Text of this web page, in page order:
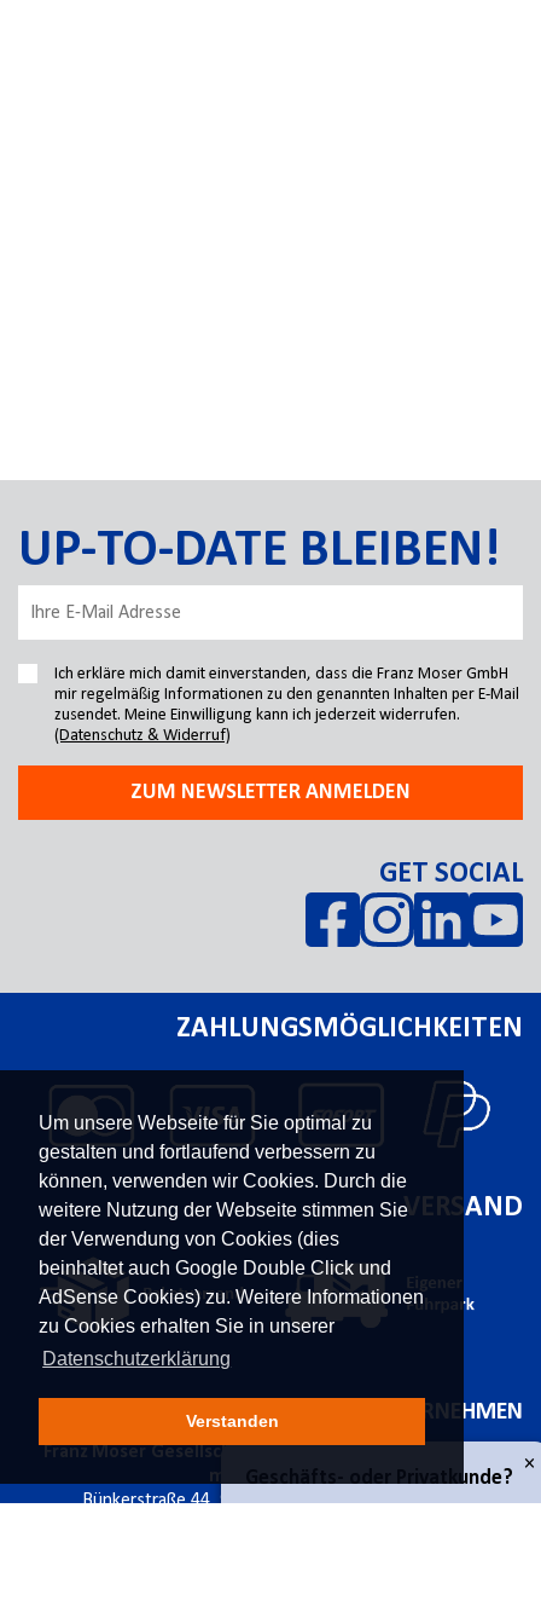
Um unsere Webseite für Sie optimal zu
gestalten und fortlaufend verbessern zu
können, verwenden wir Cookies. Durch die
weitere Nutzung der Webseite stimmen Sie
der Verwendung von Cookies (dies
beinhaltet auch Google Double Click und
AdSense Cookies) zu. Weitere Informationen
zu Cookies erhalten Sie in unserer
Datenschutzerklärung
Verstanden
UP-TO-DATE BLEIBEN!
Ich erkläre mich damit einverstanden, dass die Franz Moser GmbH
mir regelmäßig Informationen zu den genannten Inhalten per E-Mail
zusendet. Meine Einwilligung kann ich jederzeit widerrufen.
(Datenschutz & Widerruf)
ZUM NEWSLETTER ANMELDEN
GET SOCIAL
ZAHLUNGSMÖGLICHKEITEN
VERSAND
KONTAKT
Franz Moser Gesellschaft
m.b.H
Bünkerstraße 44,9800
UNTERNEHMEN
Karriere
Über uns
×
Geschäfts- oder Privatkunde?